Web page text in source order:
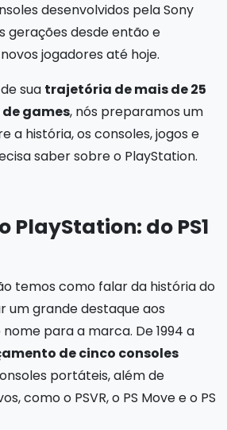
desenvolvidos pela Sony
gerações desde então e
jogadores até hoje.
sua trajetória de mais de 25
games, nós preparamos um
a história, os consoles, jogos e
saber sobre o PlayStation.
PlayStation: do PS1
temos como falar da história do
um grande destaque aos
para a marca. De 1994 a
de cinco consoles
portáteis, além de
como o PSVR, o PS Move e o PS